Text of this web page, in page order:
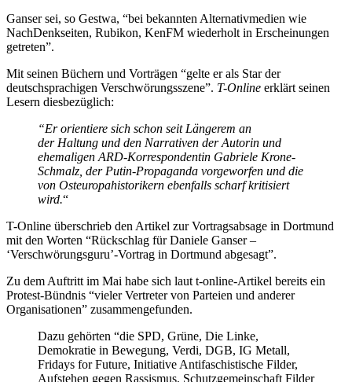
Ganser sei, so Gestwa, “bei bekannten Alternativmedien wie
NachDenkseiten, Rubikon, KenFM wiederholt in Erscheinungen
getreten”.
Mit seinen Büchern und Vorträgen “gelte er als Star der
deutschsprachigen Verschwörungsszene”. T-Online erklärt seinen
Lesern diesbezüglich:
“Er orientiere sich schon seit Längerem an
der Haltung und den Narrativen der Autorin und
ehemaligen ARD-Korrespondentin Gabriele Krone-
Schmalz, der Putin-Propaganda vorgeworfen und die
von Osteuropahistorikern ebenfalls scharf kritisiert
wird.“
T-Online überschrieb den Artikel zur Vortragsabsage in Dortmund
mit den Worten “Rückschlag für Daniele Ganser –
‘Verschwörungsguru’-Vortrag in Dortmund abgesagt”.
Zu dem Auftritt im Mai habe sich laut t-online-Artikel bereits ein
Protest-Bündnis “vieler Vertreter von Parteien und anderer
Organisationen” zusammengefunden.
Dazu gehörten “die SPD, Grüne, Die Linke,
Demokratie in Bewegung, Verdi, DGB, IG Metall,
Fridays for Future, Initiative Antifaschistische Filder,
Aufstehen gegen Rassismus, Schutzgemeinschaft Filder